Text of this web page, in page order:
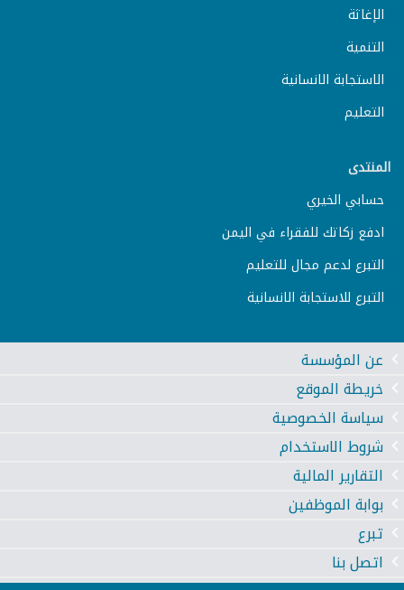
الإغاثة
التنمية
الاستجابة الانسانية
التعليم
المنتدى
حسابي الخيري
ادفع زكاتك للفقراء في اليمن
التبرع لدعم مجال للتعليم
التبرع للاستجابة الانسانية
عن المؤسسة
خريطة الموقع
سياسة الخصوصية
شروط الاستخدام
التقارير المالية
بوابة الموظفين
تبرع
اتصل بنا